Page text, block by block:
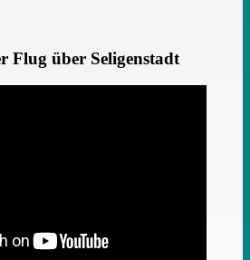
Flug über Seligenstadt